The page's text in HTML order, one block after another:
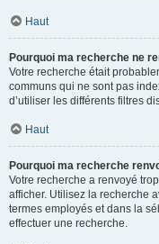
Haut
Pourquoi ma recherche ne
Votre recherche était
communs qui ne sont pas
d’utiliser les différents filtres
Haut
Pourquoi ma recherche
Votre recherche a renvoyé
afficher. Utilisez la recherche
termes employés et dans la
effectuer une recherche.